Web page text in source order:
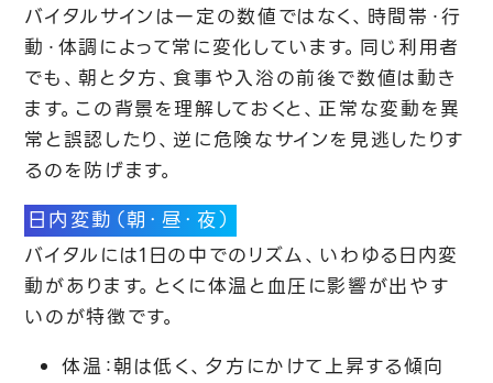
バイタルサインは一定の数値ではなく、時間帯・行
動・体調によって常に変化しています。同じ利用者
でも、朝と夕方、食事や入浴の前後で数値は動き
ます。この背景を理解しておくと、正常な変動を異
常と誤認したり、逆に危険なサインを見逃したりす
るのを防げます。
日内変動（朝・昼・夜）
バイタルには1日の中でのリズム、いわゆる日内変
動があります。とくに体温と血圧に影響が出やす
いのが特徴です。
体温：朝は低く、夕方にかけて上昇する傾向